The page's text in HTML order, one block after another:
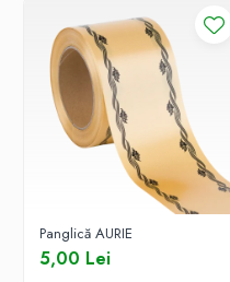
Panglică AURIE
5,00 Lei